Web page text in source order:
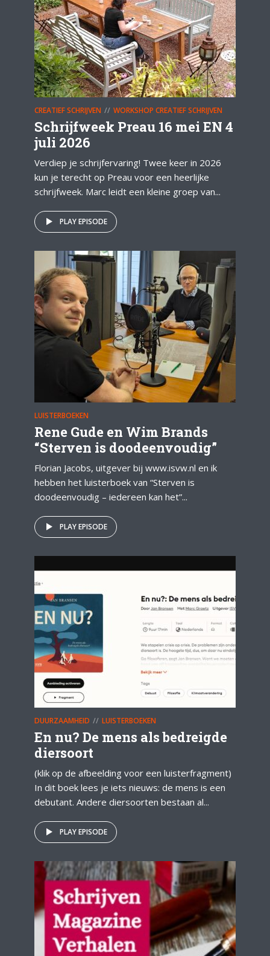
CREATIEF SCHRIJVEN WORKSHOP CREATIEF SCHRIJVEN
Schrijfweek Preau 16 mei EN 4
juli 2026
Verdiep je schrijfervaring! Twee keer in 2026
kun je terecht op Preau voor een heerlijke
schrijfweek. Marc leidt een kleine groep van...
PLAY EPISODE
LUISTERBOEKEN
Rene Gude en Wim Brands
“Sterven is doodeenvoudig”
Florian Jacobs, uitgever bij www.isvw.nl en ik
hebben het luisterboek van “Sterven is
doodeenvoudig – iedereen kan het”...
PLAY EPISODE
DUURZAAMHEID LUISTERBOEKEN
En nu? De mens als bedreigde
diersoort
(klik op de afbeelding voor een luisterfragment)
In dit boek lees je iets nieuws: de mens is een
debutant. Andere diersoorten bestaan al...
PLAY EPISODE